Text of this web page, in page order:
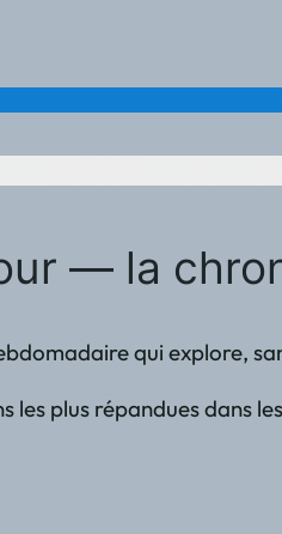
— la
qui explore,
les plus répandues dans